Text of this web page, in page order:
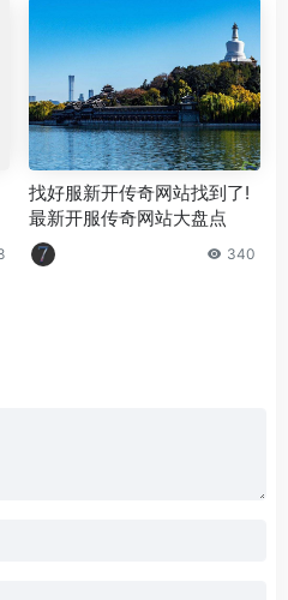
找好服新开传奇网站找到了!
最新开服传奇网站大盘点
340